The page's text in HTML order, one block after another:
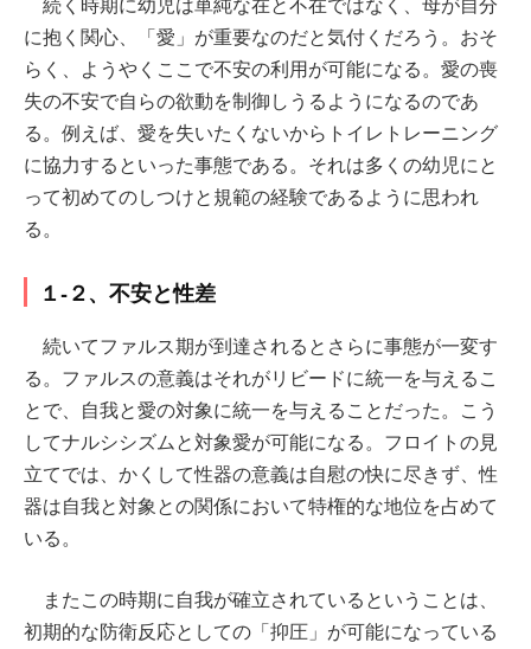
に抱く関心、「愛」が重要なのだと気付くだろう。おそ
らく、ようやくここで不安の利用が可能になる。愛の喪
失の不安で自らの欲動を制御しうるようになるのであ
る。例えば、愛を失いたくないからトイレトレーニング
に協力するといった事態である。それは多くの幼児にと
って初めてのしつけと規範の経験であるように思われ
る。
１-２、不安と性差
続いてファルス期が到達されるとさらに事態が一変す
る。ファルスの意義はそれがリビードに統一を与えるこ
とで、自我と愛の対象に統一を与えることだった。こう
してナルシシズムと対象愛が可能になる。フロイトの見
立てでは、かくして性器の意義は自慰の快に尽きず、性
器は自我と対象との関係において特権的な地位を占めて
いる。
またこの時期に自我が確立されているということは、
初期的な防衛反応としての「抑圧」が可能になっている